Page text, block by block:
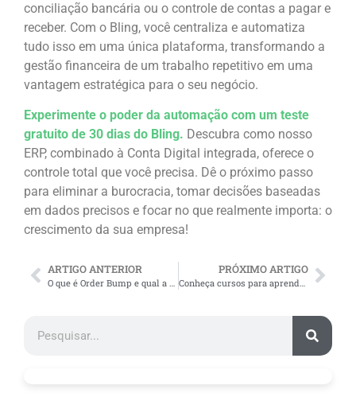
conciliação bancária ou o controle de contas a pagar e
receber. Com o Bling, você centraliza e automatiza
tudo isso em uma única plataforma, transformando a
gestão financeira de um trabalho repetitivo em uma
vantagem estratégica para o seu negócio.
Experimente o poder da automação com um teste
gratuito de 30 dias do Bling. Descubra como nosso
ERP, combinado à Conta Digital integrada, oferece o
controle total que você precisa. Dê o próximo passo
para eliminar a burocracia, tomar decisões baseadas
em dados precisos e focar no que realmente importa: o
crescimento da sua empresa!
ARTIGO ANTERIOR PRÓXIMO ARTIGO